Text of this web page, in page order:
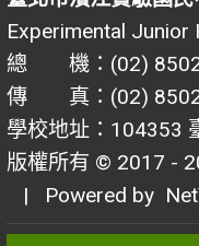
Experimental Junior
總 機：(02)
傳 真：(02)
學校地址：104353
版權所有 © 2017 -
| Powered by